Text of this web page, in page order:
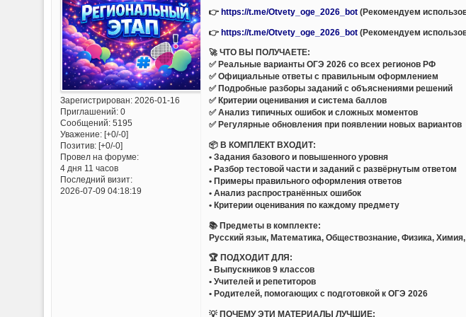
Зарегистрирован: 2026-01-16
Приглашений:0
Сообщений:5195
Уважение: [+0/-0]
Позитив: [+0/-0]
Провел на форуме:
4 дня 11 часов
Последний визит:
2026-07-09 04:18:19
👉 https://t.me/Otvety_oge_2026_bot (Рекомендуем
👉https://t.me/Otvety_oge_2026_bot (Рекомендуем
🚀 ЧТО ВЫ ПОЛУЧАЕТЕ:
✅ Реальные варианты ОГЭ 2026 со всех регионов РФ
✅ Официальные ответы с правильным оформлением
✅ Подробные разборы заданий с объяснениями решений
✅ Критерии оценивания и система баллов
✅ Анализ типичных ошибок и сложных моментов
✅ Регулярные обновления при появлении новых вариантов
📦 В КОМПЛЕКТ ВХОДИТ:
• Задания базового и повышенного уровня
• Разбор тестовой части и заданий с развёрнутым ответом
• Примеры правильного оформления ответов
• Анализ распространённых ошибок
• Критерии оценивания по каждому предмету
📚 Предметы в комплекте:
Русский язык, Математика, Обществознание, Физика,
🏆 ПОДХОДИТ ДЛЯ:
• Выпускников 9 классов
• Учителей и репетиторов
• Родителей, помогающих с подготовкой к ОГЭ 2026
💡 ПОЧЕМУ ЭТИ МАТЕРИАЛЫ ЛУЧШИЕ: